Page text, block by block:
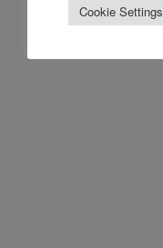
Cookie Settings